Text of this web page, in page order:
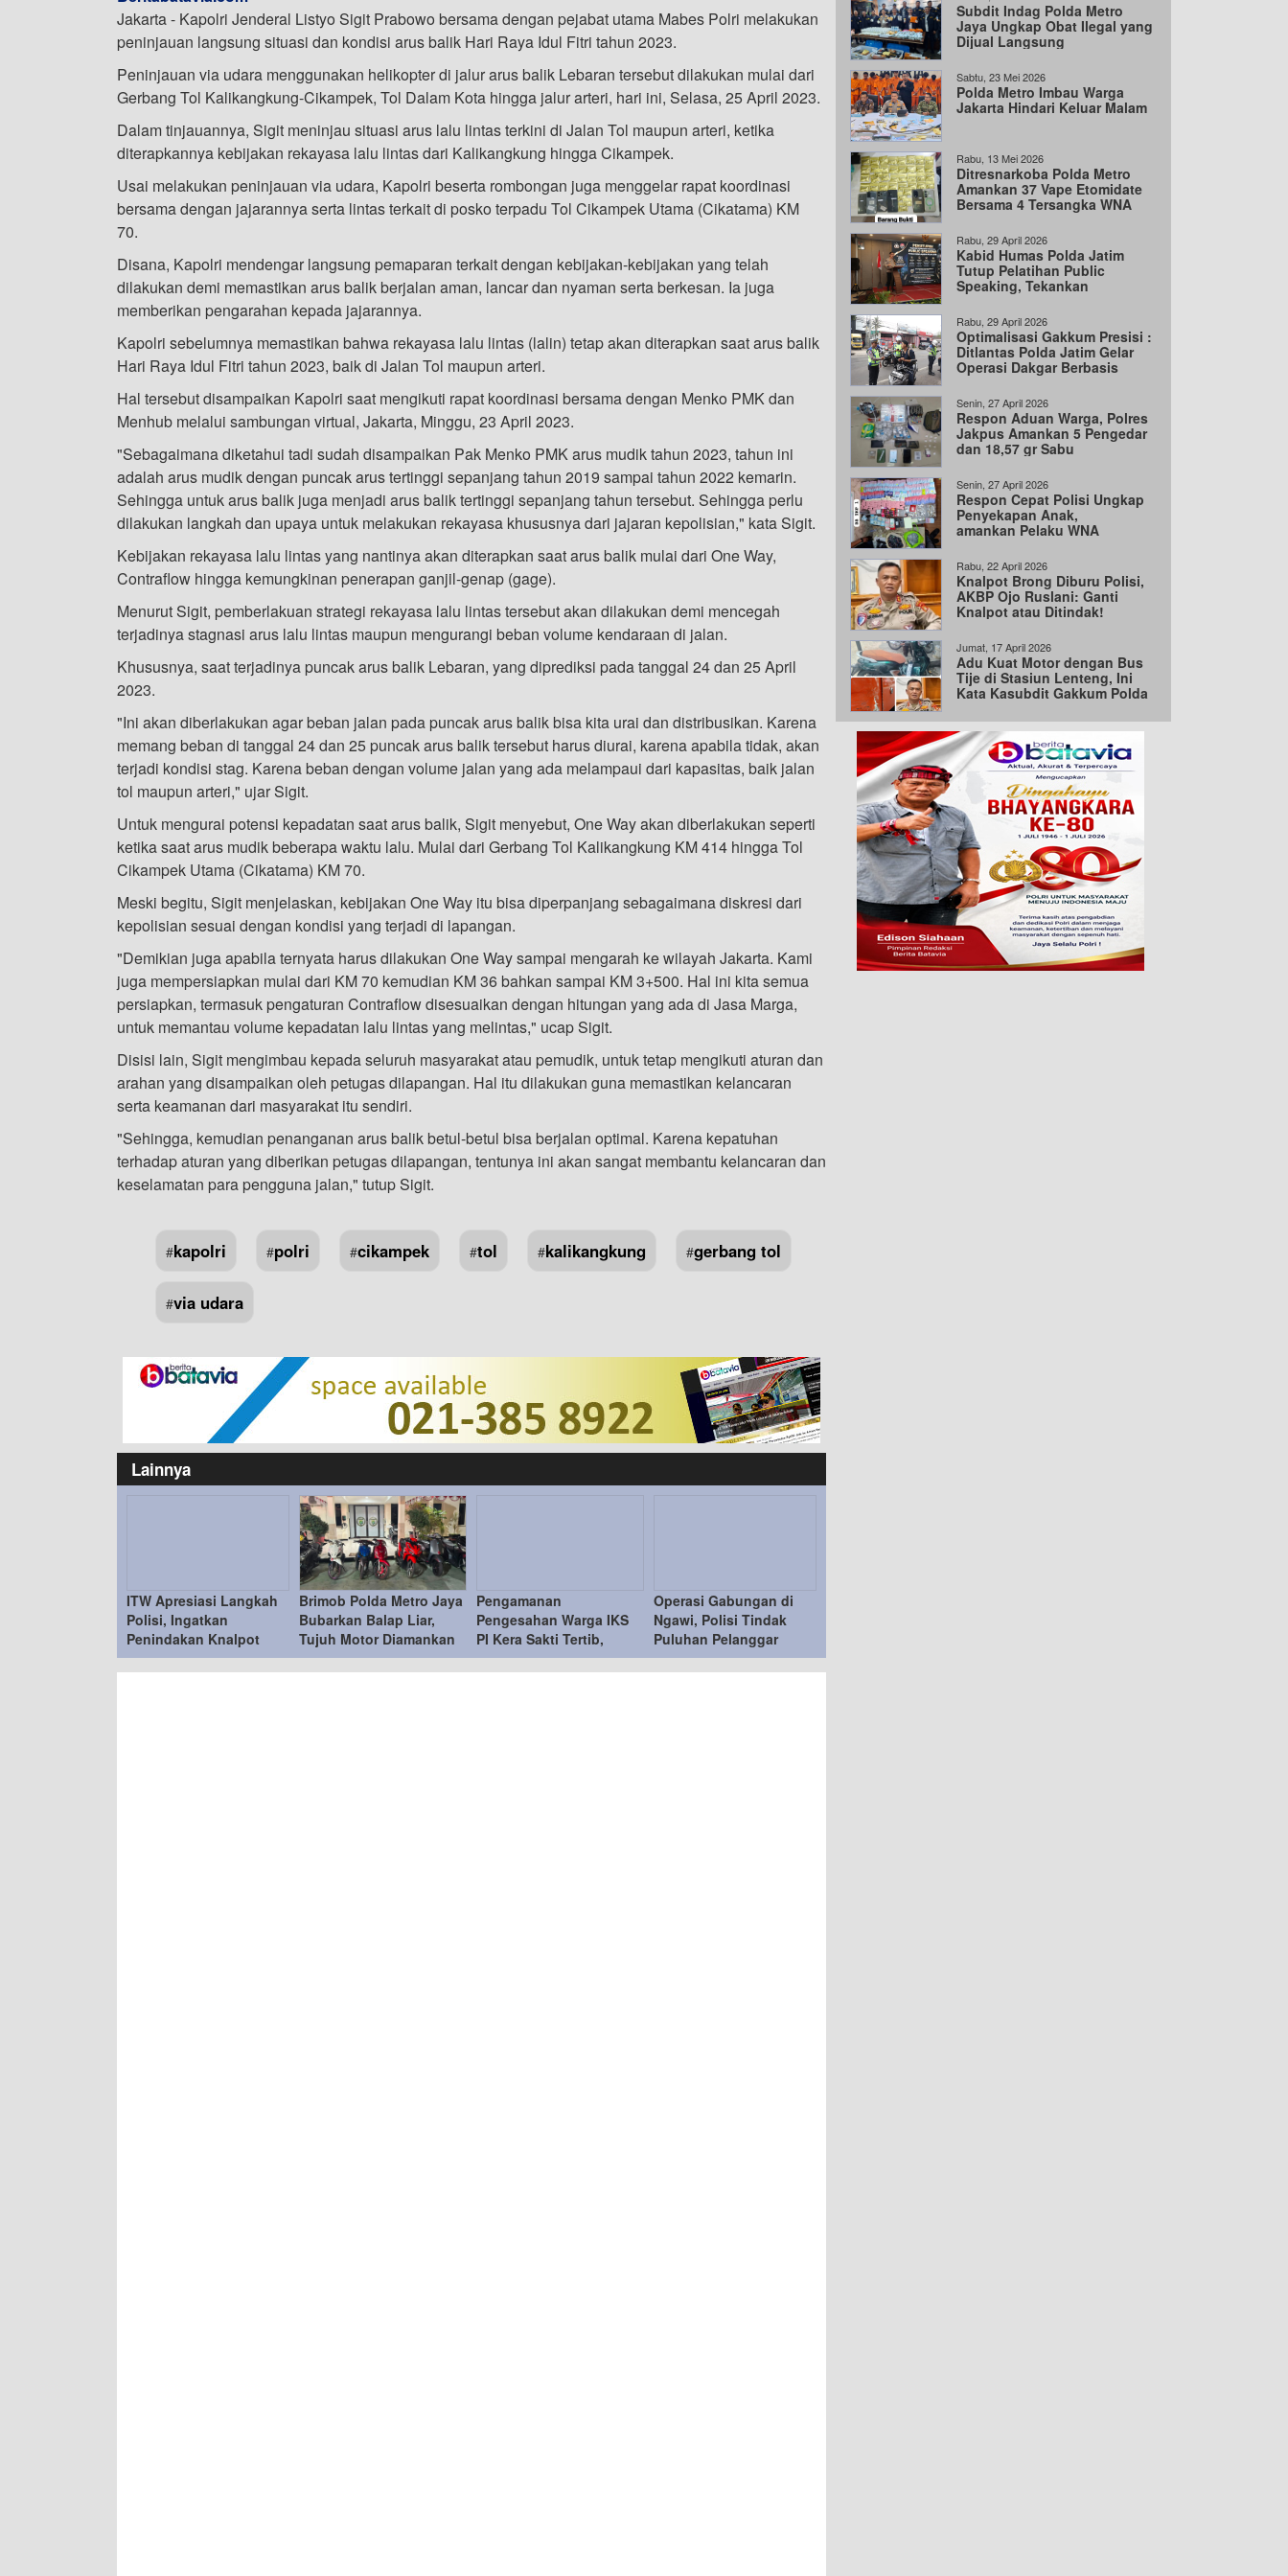
Jakarta - Kapolri Jenderal Listyo Sigit Prabowo bersama dengan pejabat utama Mabes Polri melakukan
peninjauan langsung situasi dan kondisi arus balik Hari Raya Idul Fitri tahun 2023.
Peninjauan via udara menggunakan helikopter di jalur arus balik Lebaran tersebut dilakukan mulai dari
Gerbang Tol Kalikangkung-Cikampek, Tol Dalam Kota hingga jalur arteri, hari ini, Selasa, 25 April 2023.
Dalam tinjauannya, Sigit meninjau situasi arus lalu lintas terkini di Jalan Tol maupun arteri, ketika
diterapkannya kebijakan rekayasa lalu lintas dari Kalikangkung hingga Cikampek.
Usai melakukan peninjauan via udara, Kapolri beserta rombongan juga menggelar rapat koordinasi
bersama dengan jajarannya serta lintas terkait di posko terpadu Tol Cikampek Utama (Cikatama) KM
70.
Disana, Kapolri mendengar langsung pemaparan terkait dengan kebijakan-kebijakan yang telah
dilakukan demi memastikan arus balik berjalan aman, lancar dan nyaman serta berkesan. Ia juga
memberikan pengarahan kepada jajarannya.
Kapolri sebelumnya memastikan bahwa rekayasa lalu lintas (lalin) tetap akan diterapkan saat arus balik
Hari Raya Idul Fitri tahun 2023, baik di Jalan Tol maupun arteri.
Hal tersebut disampaikan Kapolri saat mengikuti rapat koordinasi bersama dengan Menko PMK dan
Menhub melalui sambungan virtual, Jakarta, Minggu, 23 April 2023.
"Sebagaimana diketahui tadi sudah disampaikan Pak Menko PMK arus mudik tahun 2023, tahun ini
adalah arus mudik dengan puncak arus tertinggi sepanjang tahun 2019 sampai tahun 2022 kemarin.
Sehingga untuk arus balik juga menjadi arus balik tertinggi sepanjang tahun tersebut. Sehingga perlu
dilakukan langkah dan upaya untuk melakukan rekayasa khususnya dari jajaran kepolisian," kata Sigit.
Kebijakan rekayasa lalu lintas yang nantinya akan diterapkan saat arus balik mulai dari One Way,
Contraflow hingga kemungkinan penerapan ganjil-genap (gage).
Menurut Sigit, pemberlakuan strategi rekayasa lalu lintas tersebut akan dilakukan demi mencegah
terjadinya stagnasi arus lalu lintas maupun mengurangi beban volume kendaraan di jalan.
Khususnya, saat terjadinya puncak arus balik Lebaran, yang diprediksi pada tanggal 24 dan 25 April
2023.
"Ini akan diberlakukan agar beban jalan pada puncak arus balik bisa kita urai dan distribusikan. Karena
memang beban di tanggal 24 dan 25 puncak arus balik tersebut harus diurai, karena apabila tidak, akan
terjadi kondisi stag. Karena beban dengan volume jalan yang ada melampaui dari kapasitas, baik jalan
tol maupun arteri," ujar Sigit.
Untuk mengurai potensi kepadatan saat arus balik, Sigit menyebut, One Way akan diberlakukan seperti
ketika saat arus mudik beberapa waktu lalu. Mulai dari Gerbang Tol Kalikangkung KM 414 hingga Tol
Cikampek Utama (Cikatama) KM 70.
Meski begitu, Sigit menjelaskan, kebijakan One Way itu bisa diperpanjang sebagaimana diskresi dari
kepolisian sesuai dengan kondisi yang terjadi di lapangan.
"Demikian juga apabila ternyata harus dilakukan One Way sampai mengarah ke wilayah Jakarta. Kami
juga mempersiapkan mulai dari KM 70 kemudian KM 36 bahkan sampai KM 3+500. Hal ini kita semua
persiapkan, termasuk pengaturan Contraflow disesuaikan dengan hitungan yang ada di Jasa Marga,
untuk memantau volume kepadatan lalu lintas yang melintas," ucap Sigit.
Disisi lain, Sigit mengimbau kepada seluruh masyarakat atau pemudik, untuk tetap mengikuti aturan dan
arahan yang disampaikan oleh petugas dilapangan. Hal itu dilakukan guna memastikan kelancaran
serta keamanan dari masyarakat itu sendiri.
"Sehingga, kemudian penanganan arus balik betul-betul bisa berjalan optimal. Karena kepatuhan
terhadap aturan yang diberikan petugas dilapangan, tentunya ini akan sangat membantu kelancaran dan
keselamatan para pengguna jalan," tutup Sigit.
#kapolri #polri #cikampek #tol #kalikangkung #gerbang tol
#via udara
Lainnya
ITW Apresiasi Langkah
Polisi, Ingatkan
Penindakan Knalpot
Brong Tetap Humanis
Brimob Polda Metro Jaya
Bubarkan Balap Liar,
Tujuh Motor Diamankan
di Duren Sawit
Pengamanan
Pengesahan Warga IKS
PI Kera Sakti Tertib,
Kapolres Ngawi Ucapkan
Terima Kasih
Operasi Gabungan di
Ngawi, Polisi Tindak
Puluhan Pelanggar
Subdit Indag Polda Metro
Jaya Ungkap Obat Ilegal yang
Dijual Langsung
Sabtu, 23 Mei 2026
Polda Metro Imbau Warga
Jakarta Hindari Keluar Malam
Rabu, 13 Mei 2026
Ditresnarkoba Polda Metro
Amankan 37 Vape Etomidate
Bersama 4 Tersangka WNA
Rabu, 29 April 2026
Kabid Humas Polda Jatim
Tutup Pelatihan Public
Speaking, Tekankan
Transparan
Rabu, 29 April 2026
Optimalisasi Gakkum Presisi :
Ditlantas Polda Jatim Gelar
Operasi Dakgar Berbasis
Senin, 27 April 2026
Respon Aduan Warga, Polres
Jakpus Amankan 5 Pengedar
dan 18,57 gr Sabu
Senin, 27 April 2026
Respon Cepat Polisi Ungkap
Penyekapan Anak,
amankan Pelaku WNA
Rabu, 22 April 2026
Knalpot Brong Diburu Polisi,
AKBP Ojo Ruslani: Ganti
Knalpot atau Ditindak!
Jumat, 17 April 2026
Adu Kuat Motor dengan Bus
Tije di Stasiun Lenteng, Ini
Kata Kasubdit Gakkum Polda